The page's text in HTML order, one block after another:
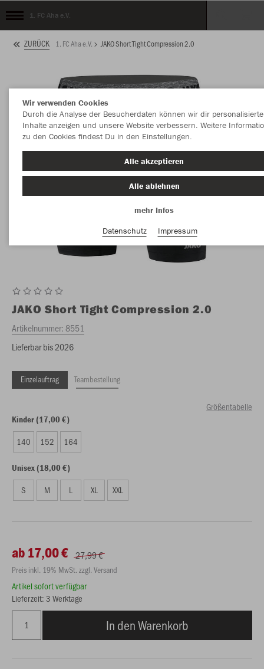
1. FC Aha e.V.
ZURÜCK 1. FC Aha e.V. JAKO Short Tight Compression 2.0
JAKO Short Tight Compression 2.0
Artikelnummer:8551
Lieferbar bis 2026
Einzelauftrag Teambestellung
Größentabelle
Kinder (17,00 €)
140 152 164
Unisex (18,00 €)
S M L XL XXL
ab 17,00 € 27,99 €
Preis inkl. 19% MwSt. zzgl. Versand
Artikel sofort verfügbar
Lieferzeit: 3 Werktage
In den Warenkorb
Wir verwenden Cookies
Durch die Analyse der Besucherdaten können wir dir personalisierte
Inhalte anzeigen und unsere Website verbessern. Weitere
zu den Cookies findest Du in den Einstellungen.
Alle akzeptieren
Alle ablehnen
mehr Infos
Datenschutz
Impressum